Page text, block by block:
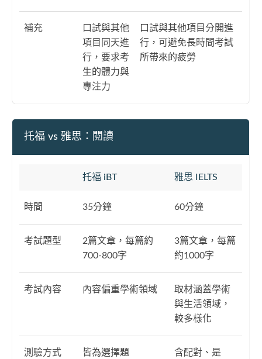
補充
口試與其他
項目同天進
行，要求考
生的體力與
專注力
口試與其他項目分開進
行，可避免長時間考試
所帶來的疲勞
托福 vs 雅思：閱讀
托福 iBT 雅思 IELTS
時間 35分鐘 60分鐘
考試題型
2篇文章，每篇約
700-800字
3篇文章，每篇
約1000字
考試內容 內容偏重學術領域
取材涵蓋學術
與生活領域，
較多樣化
測驗方式 皆為選擇題 含配對、是